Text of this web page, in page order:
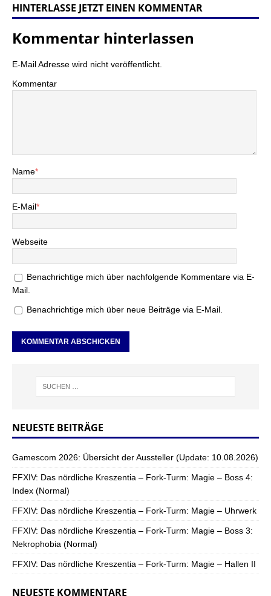
HINTERLASSE JETZT EINEN KOMMENTAR
Kommentar hinterlassen
E-Mail Adresse wird nicht veröffentlicht.
Kommentar
Name*
E-Mail*
Webseite
Benachrichtige mich über nachfolgende Kommentare via E-
Mail.
Benachrichtige mich über neue Beiträge via E-Mail.
NEUESTE BEITRÄGE
Gamescom 2026: Übersicht der Aussteller (Update: 10.08.2026)
FFXIV: Das nördliche Kreszentia – Fork-Turm: Magie – Boss 4:
Index (Normal)
FFXIV: Das nördliche Kreszentia – Fork-Turm: Magie – Uhrwerk
FFXIV: Das nördliche Kreszentia – Fork-Turm: Magie – Boss 3:
Nekrophobia (Normal)
FFXIV: Das nördliche Kreszentia – Fork-Turm: Magie – Hallen II
NEUESTE KOMMENTARE